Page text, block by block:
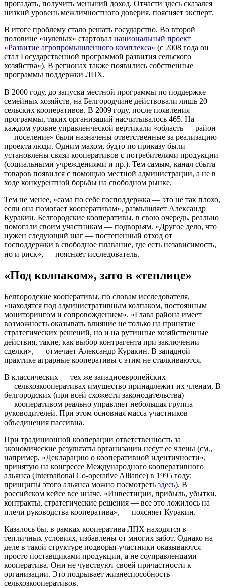
прогадать, получить меньший доход. Отчасти здесь сказался
низкий уровень межличностного доверия, поясняет эксперт.
В итоге проблему стало решать государство. Во второй
половине «нулевых» стартовал национальный проект
«Развитие агропромышленного комплекса» (с 2008 года он
стал Государственной программой развития сельского
хозяйства»). В регионах также появились собственные
программы поддержки ЛПХ.
В 2000 году, до запуска местной программы по поддержке
семейных хозяйств, на Белгородчине действовали лишь 20
сельских кооперативов. В 2009 году, после появления
программы, таких организаций насчитывалось 465. На
каждом уровне управленческой вертикали «область — район
— поселение» были назначены ответственные за реализацию
проекта люди. Одним махом, будто по приказу были
установлены связи кооперативов с потребителями продукции
(социальными учреждениями и пр.). Тем самым, канал сбыта
товаров появился с помощью местной администрации, а не в
ходе конкурентной борьбы на свободном рынке.
Тем не менее, «сама по себе господдержка — это не так плохо,
если она помогает кооперативам», размышляет Александр
Куракин. Белгородские кооперативы, в свою очередь, реально
помогали своим участникам — подворьям. «Другое дело, что
нужен следующий шаг — постепенный отход от
господдержки в свободное плавание, где есть независимость,
но и риск», — поясняет исследователь.
«Под колпаком», зато в «теплице»
Белгородские кооперативы, по словам исследователя,
«находятся под административным колпаком, постоянным
мониторингом и сопровождением». «Глава района имеет
возможность оказывать влияние не только на принятие
стратегических решений, но и на рутинные хозяйственные
действия, такие, как выбор контрагента при заключении
сделки», — отмечает Александр Куракин. В западной
практике аграрные кооперативы с этим не сталкиваются.
В классических — тех же западноевропейских
— сельхозкооперативах имущество принадлежит их членам. В
белгородских (при всей схожести законодательства)
— кооперативом реально управляет небольшая группа
руководителей. При этом основная масса участников
объединения пассивна.
При традиционной кооперации ответственность за
экономические результаты организации несут ее члены (см.,
например, «Декларацию о кооперативной идентичности»,
принятую на конгрессе Международного кооперативного
альянса (International Co-operative Alliance) в 1995 году;
принципы этого альянса можно посмотреть здесь). В
российском кейсе все иначе. «Инвестиции, прибыль, убытки,
контракты, стратегические решения — все это ложилось на
плечи руководства кооператива», — поясняет Куракин.
Казалось бы, в рамках кооператива ЛПХ находятся в
тепличных условиях, избавлены от многих забот. Однако на
деле в такой структуре подворья-участники оказываются
просто поставщиками продукции, а не соуправленцами
кооператива. Они не чувствуют своей причастности к
организации. Это подрывает жизнеспособность
сельхозкооперативов.